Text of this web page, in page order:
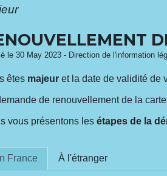
le 30 May 2023 - Direction de l'information
êtes majeur et la date de validité de
de renouvellement de la
vous présentons lesétapes de la
France À l'étranger